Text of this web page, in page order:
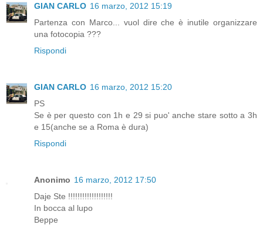
GIAN CARLO 16 marzo, 2012 15:19
Partenza con Marco... vuol dire che è inutile organizzare
una fotocopia ???
Rispondi
GIAN CARLO 16 marzo, 2012 15:20
PS
Se è per questo con 1h e 29 si puo' anche stare sotto a 3h
e 15(anche se a Roma è dura)
Rispondi
Anonimo 16 marzo, 2012 17:50
Daje Ste !!!!!!!!!!!!!!!!!!!
In bocca al lupo
Beppe